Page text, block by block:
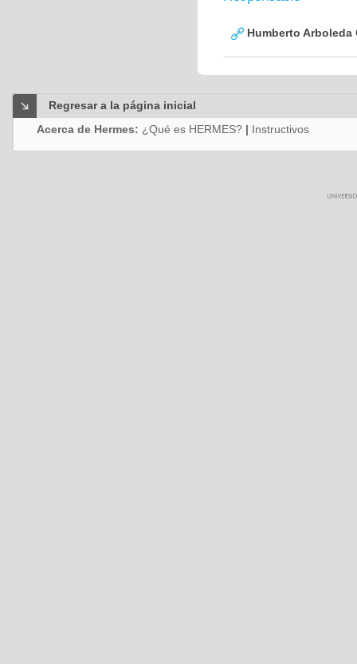
Humberto Arboleda
Regresar a la página inicial
Acerca de Hermes: ¿Qué es HERMES? | Instructivos